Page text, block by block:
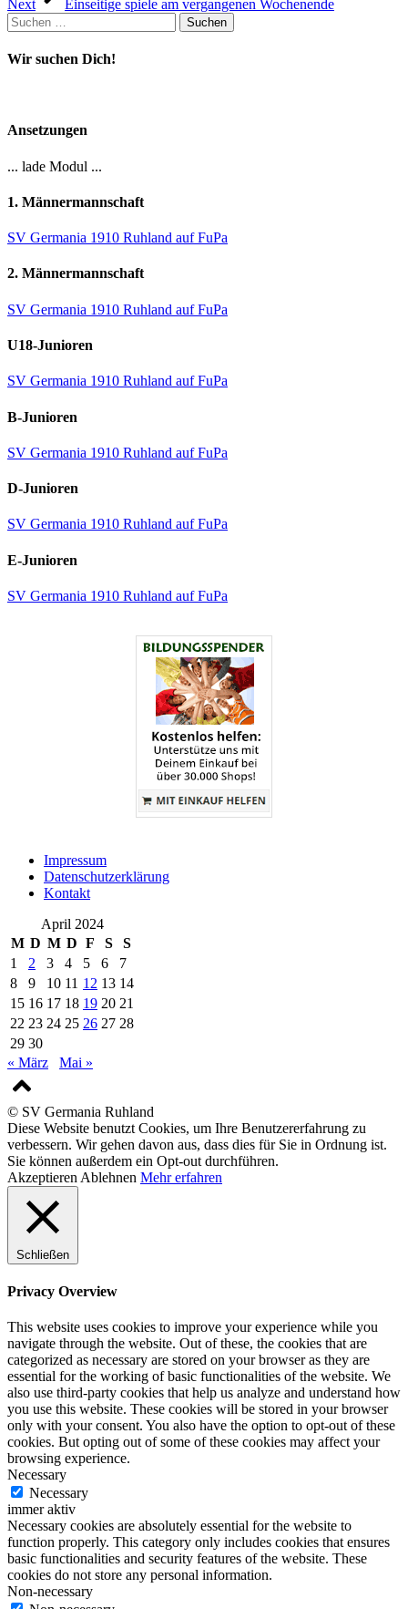
Next
Einseitige spiele am vergangenen Wochenende
Suchen
nach:
Wir suchen Dich!
Ansetzungen
... lade Modul ...
1. Männermannschaft
SV Germania 1910 Ruhland auf FuPa
2. Männermannschaft
SV Germania 1910 Ruhland auf FuPa
U18-Junioren
SV Germania 1910 Ruhland auf FuPa
B-Junioren
SV Germania 1910 Ruhland auf FuPa
D-Junioren
SV Germania 1910 Ruhland auf FuPa
E-Junioren
SV Germania 1910 Ruhland auf FuPa
Impressum
Datenschutzerklärung
Kontakt
April 2024
M D M D F S
S
1
2 3 4 5 6
7
8
9 10 11 12 13 14
15 16 17 18 19 20 21
22 23 24 25 26 27 28
29 30
« März
Mai »
© SV Germania Ruhland
Diese Website benutzt Cookies, um Ihre Benutzererfahrung zu
verbessern. Wir gehen davon aus, dass dies für Sie in Ordnung ist.
Sie können außerdem ein Opt-out durchführen.
Akzeptieren Ablehnen Mehr erfahren
Schließen
Privacy Overview
This website uses cookies to improve your experience while you
navigate through the website. Out of these, the cookies that are
categorized as necessary are stored on your browser as they are
essential for the working of basic functionalities of the website. We
also use third-party cookies that help us analyze and understand how
you use this website. These cookies will be stored in your browser
only with your consent. You also have the option to opt-out of these
cookies. But opting out of some of these cookies may affect your
browsing experience.
Necessary
Necessary
immer aktiv
Necessary cookies are absolutely essential for the website to
function properly. This category only includes cookies that ensures
basic functionalities and security features of the website. These
cookies do not store any personal information.
Non-necessary